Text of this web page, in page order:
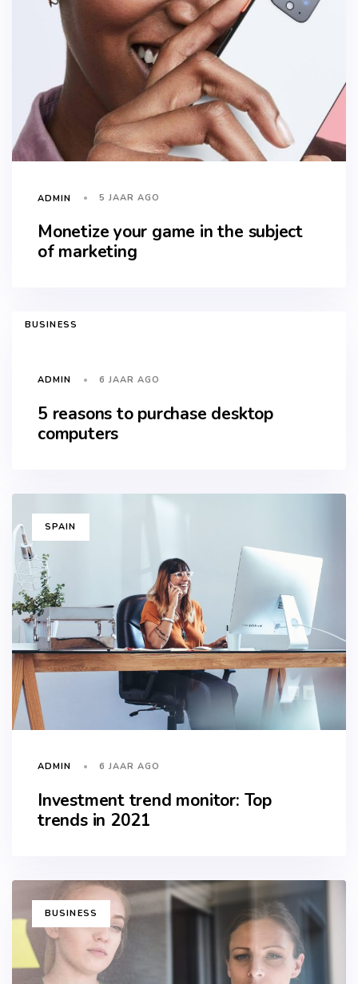
ADMIN 5 JAAR AGO
Monetize your game in the subject
of marketing
TAGSBUSINESS
ADMIN 6 JAAR AGO
5 reasons to purchase desktop
computers
TAGSSPAIN
ADMIN 6 JAAR AGO
Investment trend monitor: Top
trends in 2021
TAGSBUSINESS